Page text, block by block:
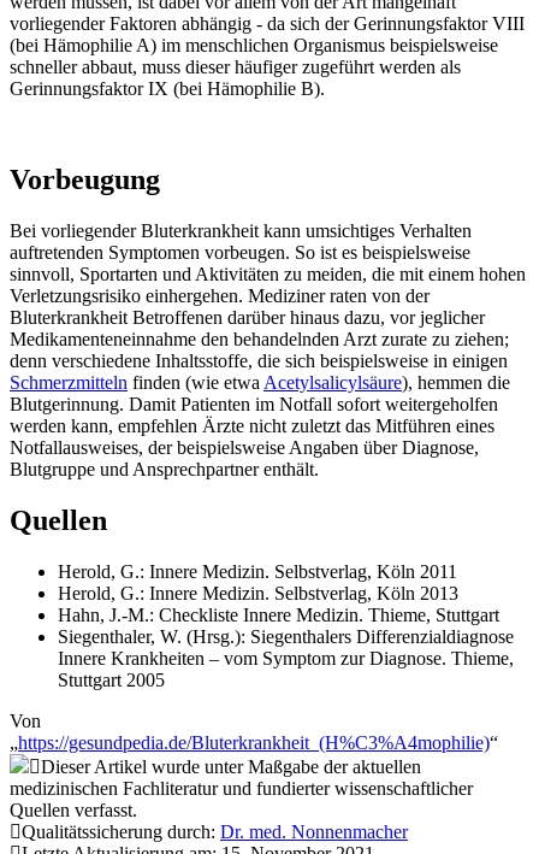
vorliegender Faktoren abhängig - da sich der Gerinnungsfaktor VIII
(bei Hämophilie A) im menschlichen Organismus beispielsweise
schneller abbaut, muss dieser häufiger zugeführt werden als
Gerinnungsfaktor IX (bei Hämophilie B).
Vorbeugung
Bei vorliegender Bluterkrankheit kann umsichtiges Verhalten
auftretenden Symptomen vorbeugen. So ist es beispielsweise
sinnvoll, Sportarten und Aktivitäten zu meiden, die mit einem hohen
Verletzungsrisiko einhergehen. Mediziner raten von der
Bluterkrankheit Betroffenen darüber hinaus dazu, vor jeglicher
Medikamenteneinnahme den behandelnden Arzt zurate zu ziehen;
denn verschiedene Inhaltsstoffe, die sich beispielsweise in einigen
Schmerzmitteln finden (wie etwa Acetylsalicylsäure), hemmen die
Blutgerinnung. Damit Patienten im Notfall sofort weitergeholfen
werden kann, empfehlen Ärzte nicht zuletzt das Mitführen eines
Notfallausweises, der beispielsweise Angaben über Diagnose,
Blutgruppe und Ansprechpartner enthält.
Quellen
Herold, G.: Innere Medizin. Selbstverlag, Köln 2011
Herold, G.: Innere Medizin. Selbstverlag, Köln 2013
Hahn, J.-M.: Checkliste Innere Medizin. Thieme, Stuttgart
Siegenthaler, W. (Hrsg.): Siegenthalers Differenzialdiagnose
Innere Krankheiten – vom Symptom zur Diagnose. Thieme,
Stuttgart 2005
Von
„https://gesundpedia.de/Bluterkrankheit_(H%C3%A4mophilie)“
Dieser Artikel wurde unter Maßgabe der aktuellen
medizinischen Fachliteratur und fundierter wissenschaftlicher
Quellen verfasst.
Qualitätssicherung durch: Dr. med. Nonnenmacher